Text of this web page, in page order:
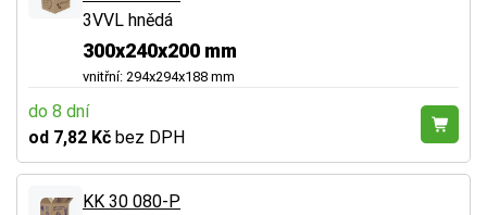
3VVL hnědá
300x240x200 mm
vnitřní: 294x294x188 mm
do 8 dní
od 7,82 Kč bez DPH
KK 30 080-P